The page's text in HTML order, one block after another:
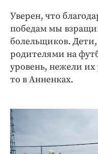
Уверен, что
победам мы
болельщиков.
родителями на
уровень, нежели
то в Анненках.